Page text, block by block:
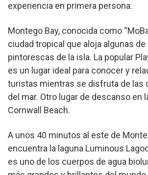
experiencia en primera persona.
Montego Bay, conocida como
ciudad tropical que aloja algunas
pintorescas de la isla. La popular
es un lugar ideal para conocer y
turistas mientras se disfruta de las
del mar. Otro lugar de descanso en
Cornwall Beach.
A unos 40 minutos al este de
encuentra la laguna Luminous
es uno de los cuerpos de agua